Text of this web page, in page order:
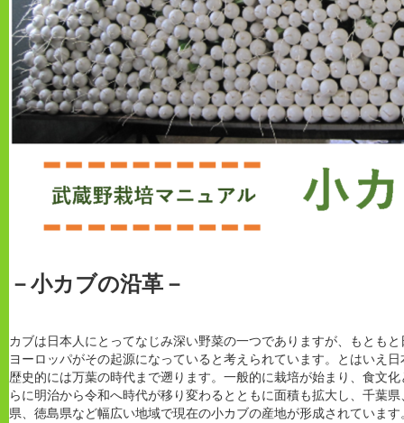
－小カブの沿革－
カブは日本人にとってなじみ深い野菜の一つでありますが、もとも
ヨーロッパがその起源になっていると考えられています。とはいえ
歴史的には万葉の時代まで遡ります。一般的に栽培が始まり、食文
らに明治から令和へ時代が移り変わるとともに面積も拡大し、千葉
県、徳島県など幅広い地域で現在の小カブの産地が形成されていま